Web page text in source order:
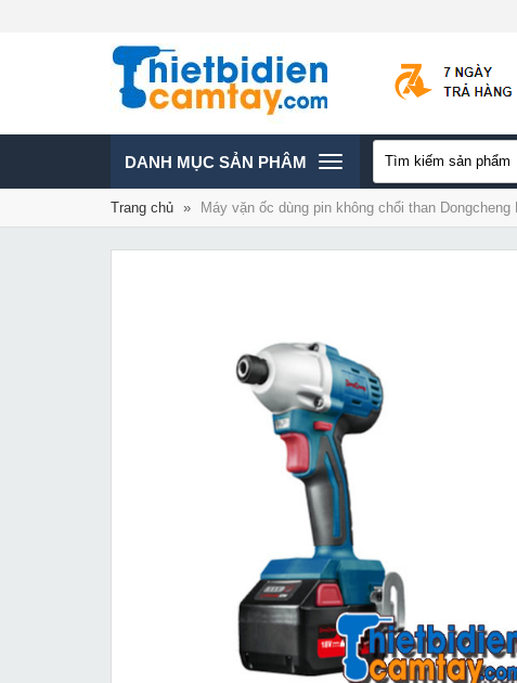
TOGGLE
NAVIGATION
DANH MỤC SẢN PHÂM
Trang chủ » Máy vặn ốc dùng pin không chổi than Dongcheng